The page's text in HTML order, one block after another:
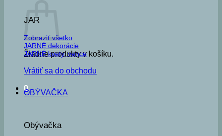
Žiadne produkty v košíku.
Vrátiť sa do obchodu
0
JAR
Zobraziť všetko
JARNÉ dekorácie
JARNÉ kvety, vence
OBÝVAČKA
Obývačka